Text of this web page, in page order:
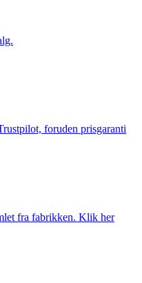
foruden prisgaranti
fra fabrikken. Klik her